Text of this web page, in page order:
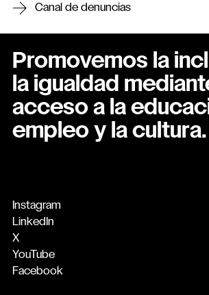
Canal de denuncias
Promovemos la
la igualdad
acceso a la
empleo y la cultura.
Instagram
LinkedIn
X
YouTube
Facebook